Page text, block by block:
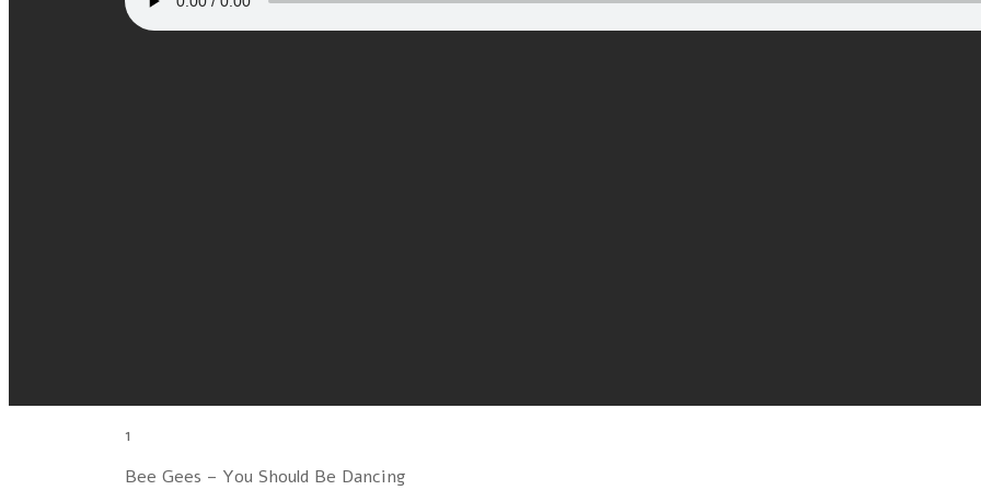
1
Bee Gees – You Should Be Dancing